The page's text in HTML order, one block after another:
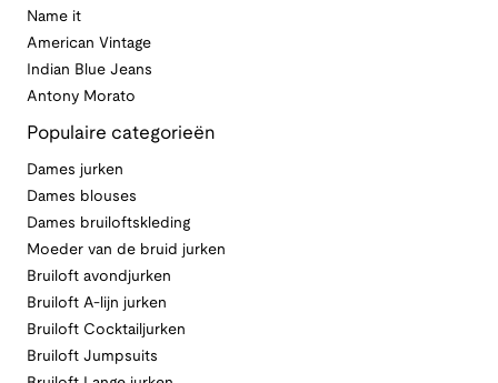
Name it
American Vintage
Indian Blue Jeans
Antony Morato
Populaire categorieën
Dames jurken
Dames blouses
Dames bruiloftskleding
Moeder van de bruid jurken
Bruiloft avondjurken
Bruiloft A-lijn jurken
Bruiloft Cocktailjurken
Bruiloft Jumpsuits